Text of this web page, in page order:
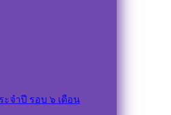
จำปี รอบ ๖ เดือน